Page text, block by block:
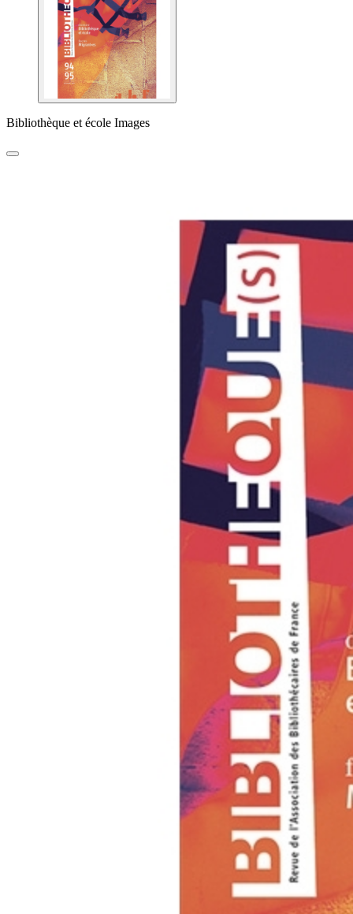
Bibliothèque et école Images